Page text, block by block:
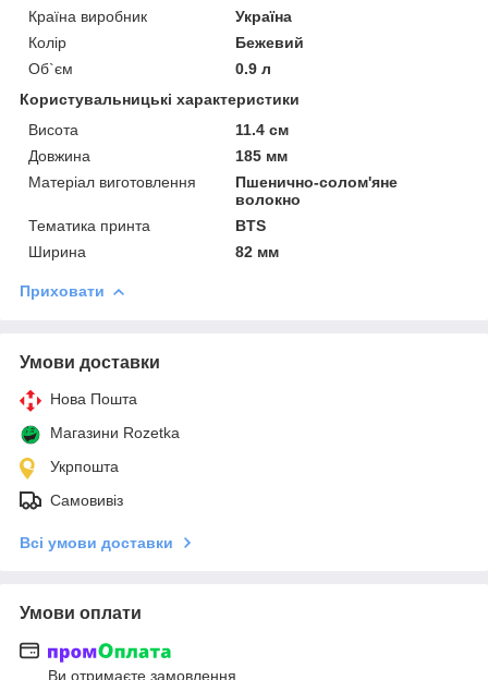
Країна виробник
Україна
Колір
Бежевий
Об`єм
0.9 л
Користувальницькі характеристики
Висота
11.4 см
Довжина
185 мм
Матеріал виготовлення
Пшенично-солом'яне
волокно
Тематика принта
BTS
Ширина
82 мм
Приховати
Умови доставки
Нова Пошта
Магазини Rozetka
Укрпошта
Самовивіз
Всі умови доставки
Умови оплати
Ви отримаєте замовлення